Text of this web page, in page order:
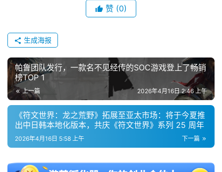
奖
7
月
3
0
日
游
赞 (0)
生成海报
帕鲁团队发行，一款名不见经传的SOC游戏登上了畅销
榜TOP 1
上一篇 2026年4月16日 2:46 上午
《符文世界：龙之荒野》拓展至亚太市场：将于今夏推
出中日韩本地化版本，共庆《符文世界》系列 25 周年
下一篇
2026年4月16日 5:58 上午